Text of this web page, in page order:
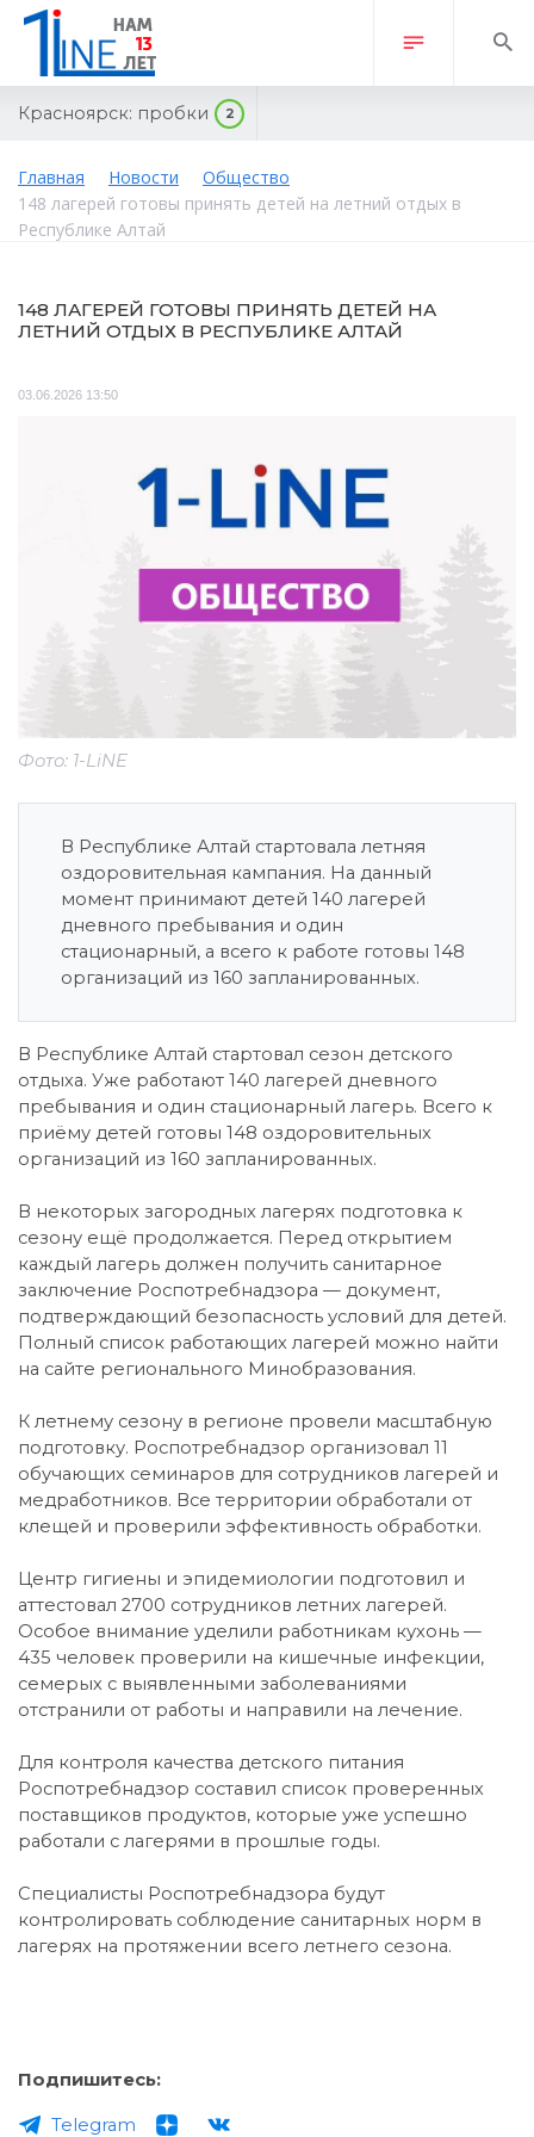
Красноярск: пробки 2
Главная Новости
Общество
148 лагерей готовы принять детей на летний отдых в
Республике Алтай
148 ЛАГЕРЕЙ ГОТОВЫ ПРИНЯТЬ ДЕТЕЙ НА
ЛЕТНИЙ ОТДЫХ В РЕСПУБЛИКЕ АЛТАЙ
03.06.2026 13:50
Фото: 1-LiNE
В Республике Алтай стартовала летняя
оздоровительная кампания. На данный
момент принимают детей 140 лагерей
дневного пребывания и один
стационарный, а всего к работе готовы 148
организаций из 160 запланированных.
В Республике Алтай стартовал сезон детского
отдыха. Уже работают 140 лагерей дневного
пребывания и один стационарный лагерь. Всего к
приёму детей готовы 148 оздоровительных
организаций из 160 запланированных.
В некоторых загородных лагерях подготовка к
сезону ещё продолжается. Перед открытием
каждый лагерь должен получить санитарное
заключение Роспотребнадзора — документ,
подтверждающий безопасность условий для детей.
Полный список работающих лагерей можно найти
на сайте регионального Минобразования.
К летнему сезону в регионе провели масштабную
подготовку. Роспотребнадзор организовал 11
обучающих семинаров для сотрудников лагерей и
медработников. Все территории обработали от
клещей и проверили эффективность обработки.
Центр гигиены и эпидемиологии подготовил и
аттестовал 2700 сотрудников летних лагерей.
Особое внимание уделили работникам кухонь —
435 человек проверили на кишечные инфекции,
семерых с выявленными заболеваниями
отстранили от работы и направили на лечение.
Для контроля качества детского питания
Роспотребнадзор составил список проверенных
поставщиков продуктов, которые уже успешно
работали с лагерями в прошлые годы.
Специалисты Роспотребнадзора будут
контролировать соблюдение санитарных норм в
лагерях на протяжении всего летнего сезона.
Подпишитесь:
Telegram